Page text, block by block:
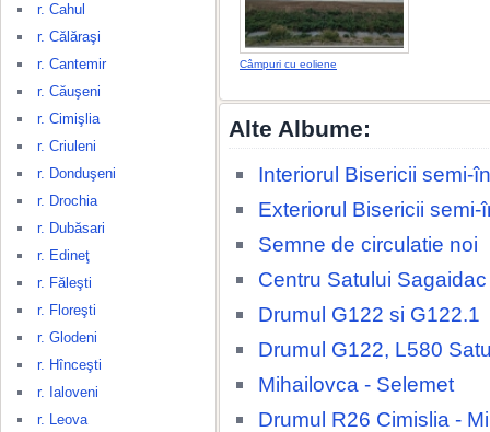
r. Cahul
r. Călăraşi
r. Cantemir
r. Căuşeni
r. Cimişlia
r. Criuleni
r. Donduşeni
r. Drochia
r. Dubăsari
r. Edineţ
r. Făleşti
r. Floreşti
r. Glodeni
r. Hînceşti
r. Ialoveni
r. Leova
Câmpuri cu eoliene
Alte Albume:
Interiorul Bisericii semi-
Exteriorul Bisericii
Semne de circulatie noi
Centru Satului Sagaidac
Drumul G122 si G122.1
Drumul G122, L580
Mihailovca - Selemet
Drumul R26 Cimislia -